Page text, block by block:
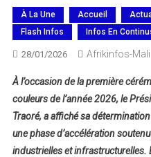
À La Une Accueil
Flash Infos
Infos En
28/01/2026 Afrikinfos-Mali
À l’occasion de la première
couleurs de l’année 2026, le
Traoré, a affiché sa
une phase d’accélération
industrielles et infrastructurelles.